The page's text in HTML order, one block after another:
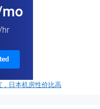
日本机房性价比高